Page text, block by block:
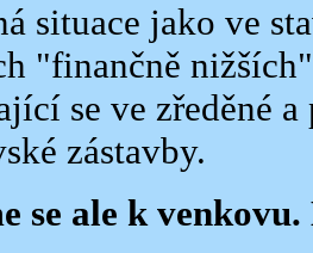
situace jako ve
"finančně
se ve zředěné
zástavby.
se ale k venkovu.